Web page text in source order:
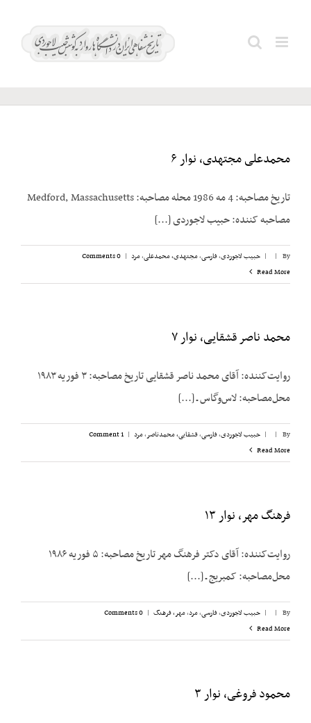
اتحاد
محمدعلی مجتهدی، نوار ۶
تاریخ مصاحبه: 4 مه 1986 محله مصاحبه: Medford, Massachusetts
مصاحبه کننده: حبیب لاجوردی [...]
By
|
| حبیب لاجوردی,فارسی,مجتهدی، محمدعلی,مرد |
0 Comments
Read More
محمد ناصر قشقایی، نوار ۷
روایت‌کننده: آقای محمد ناصر قشقایی تاریخ مصاحبه: ۳ فوریه ۱۹۸۳
محل‌مصاحبه: لاس‌وگاس ـ [...]
By
|
| حبیب لاجوردی,فارسی,قشقایی، محمدناصر,مرد |
1 Comment
Read More
فرهنگ مهر، نوار ۱۳
روایت‌کننده: آقای دکتر فرهنگ مهر تاریخ مصاحبه: ۵ فوریه ۱۹۸۶
محل‌مصاحبه: کمبریج ـ [...]
By
|
| حبیب لاجوردی,فارسی,مرد,مهر، فرهنگ |
0 Comments
Read More
محمود فروغی، نوار ۳